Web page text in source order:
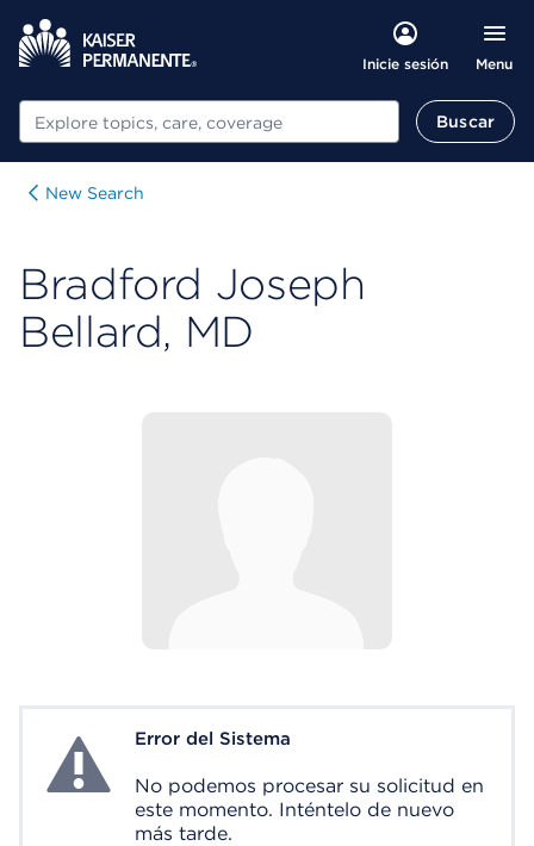
Inicie sesión Menu
Buscar Buscar
New Search
Bradford Joseph
Bellard, MD
System ErrorError del Sistema
No podemos procesar su solicitud en
este momento. Inténtelo de nuevo
más tarde.